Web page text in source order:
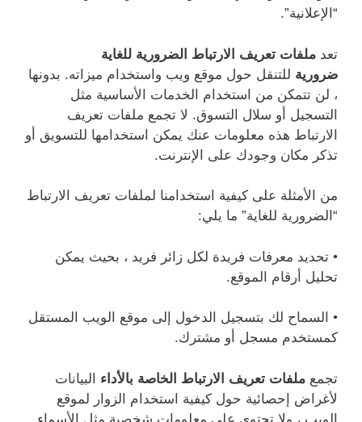
“الإعلانية”.
تعد ملفات تعريف الارتباط الضرورية للغاية
ضرورية للتنقل حول موقع ويب واستخدام ميزاته. بدونها
، لن تتمكن من استخدام الخدمات الأساسية مثل
التسجيل أو سلال التسوق. لا تجمع ملفات تعريف
الارتباط هذه معلومات عنك يمكن استخدامها للتسويق أو
تذكر مكان وجودك على الإنترنت.
من الأمثلة على كيفية استخدامنا لملفات تعريف الارتباط
“الضرورية للغاية” ما يلي:
• تحديد معرفات فريدة لكل زائر فريد ، بحيث يمكن
تحليل أرقام الموقع.
• السماح لك بتسجيل الدخول إلى موقع الويب المستقل
كمستخدم مسجل أو مشترك.
تجمع ملفات تعريف الارتباط الخاصة بالأداء البيانات
لأغراض إحصائية حول كيفية استخدام الزوار لموقع
الويب ، ولا تحتوي على معلومات شخصية مثل الأسماء